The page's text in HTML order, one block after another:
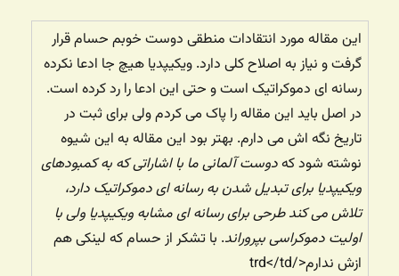
این مقاله مورد انتقادات منطقی دوست خوبم حسام قرار
گرفت و نیاز به اصلاح کلی دارد. ویکیپدیا هیچ جا ادعا نکرده
رسانه ای دموکراتیک است و حتی این ادعا را رد کرده است.
در اصل باید این مقاله را پاک می کردم ولی برای ثبت در
تاریخ نگه اش می دارم. بهتر بود این مقاله به این شیوه
نوشته شود کهدوست آلمانی ما با اشاراتی که به کمبودهای
ویکیپدیا برای تبدیل شدن به رسانه ای دموکراتیک دارد،
تلاش می کند طرحی برای رسانه ای مشابه ویکیپدیا ولی با
اولیت دموکراسی بپروراند. با تشکر از حسام که لینکی هم
ازش ندارم</trd</td